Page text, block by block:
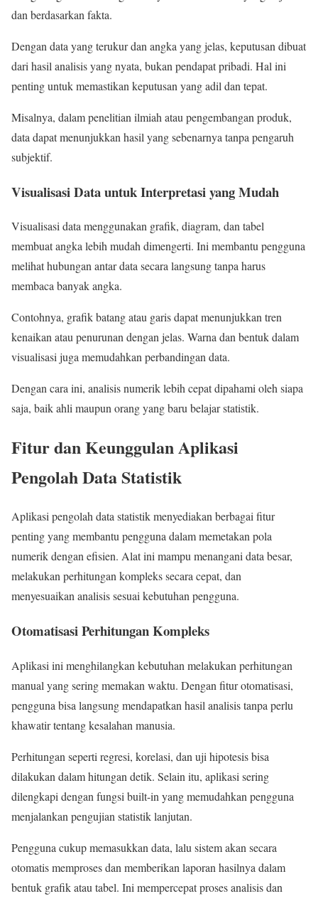
dan berdasarkan fakta.
Dengan data yang terukur dan angka yang jelas, keputusan dibuat
dari hasil analisis yang nyata, bukan pendapat pribadi. Hal ini
penting untuk memastikan keputusan yang adil dan tepat.
Misalnya, dalam penelitian ilmiah atau pengembangan produk,
data dapat menunjukkan hasil yang sebenarnya tanpa pengaruh
subjektif.
Visualisasi Data untuk Interpretasi yang Mudah
Visualisasi data menggunakan grafik, diagram, dan tabel
membuat angka lebih mudah dimengerti. Ini membantu pengguna
melihat hubungan antar data secara langsung tanpa harus
membaca banyak angka.
Contohnya, grafik batang atau garis dapat menunjukkan tren
kenaikan atau penurunan dengan jelas. Warna dan bentuk dalam
visualisasi juga memudahkan perbandingan data.
Dengan cara ini, analisis numerik lebih cepat dipahami oleh siapa
saja, baik ahli maupun orang yang baru belajar statistik.
Fitur dan Keunggulan Aplikasi
Pengolah Data Statistik
Aplikasi pengolah data statistik menyediakan berbagai fitur
penting yang membantu pengguna dalam memetakan pola
numerik dengan efisien. Alat ini mampu menangani data besar,
melakukan perhitungan kompleks secara cepat, dan
menyesuaikan analisis sesuai kebutuhan pengguna.
Otomatisasi Perhitungan Kompleks
Aplikasi ini menghilangkan kebutuhan melakukan perhitungan
manual yang sering memakan waktu. Dengan fitur otomatisasi,
pengguna bisa langsung mendapatkan hasil analisis tanpa perlu
khawatir tentang kesalahan manusia.
Perhitungan seperti regresi, korelasi, dan uji hipotesis bisa
dilakukan dalam hitungan detik. Selain itu, aplikasi sering
dilengkapi dengan fungsi built-in yang memudahkan pengguna
menjalankan pengujian statistik lanjutan.
Pengguna cukup memasukkan data, lalu sistem akan secara
otomatis memproses dan memberikan laporan hasilnya dalam
bentuk grafik atau tabel. Ini mempercepat proses analisis dan